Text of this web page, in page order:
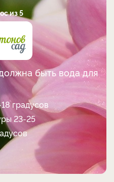
из 5
быть вода для
градусов
23-25